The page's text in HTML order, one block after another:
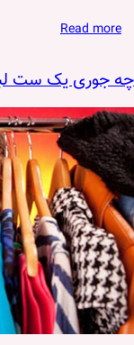
Read more
چه جوری یک ست